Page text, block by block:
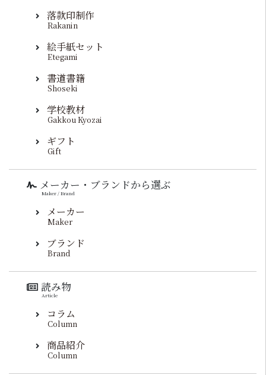
落款印制作
Rakanin
絵手紙セット
Etegami
書道書籍
Shoseki
学校教材
Gakkou Kyozai
ギフト
Gift
メーカー・ブランドから選ぶ
Maker / Brand
メーカー
Maker
ブランド
Brand
読み物
Article
コラム
Column
商品紹介
Column